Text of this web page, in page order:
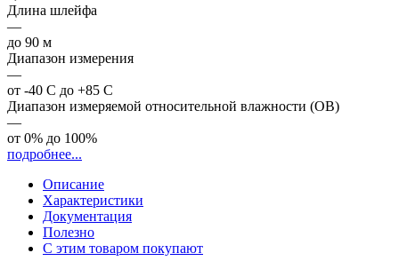
Длина шлейфа
—
до 90 м
Диапазон измерения
—
от -40 С до +85 С
Диапазон измеряемой относительной влажности (ОВ)
—
от 0% до 100%
подробнее...
Описание
Характеристики
Документация
Полезно
С этим товаром покупают